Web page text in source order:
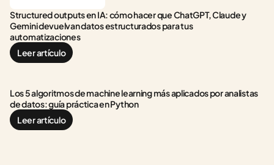
Structured outputs en IA: cómo hacer que ChatGPT, Claude y
Gemini devuelvan datos estructurados para tus
automatizaciones
Leer artículo
Los 5 algoritmos de machine learning más aplicados por analistas
de datos: guía práctica en Python
Leer artículo